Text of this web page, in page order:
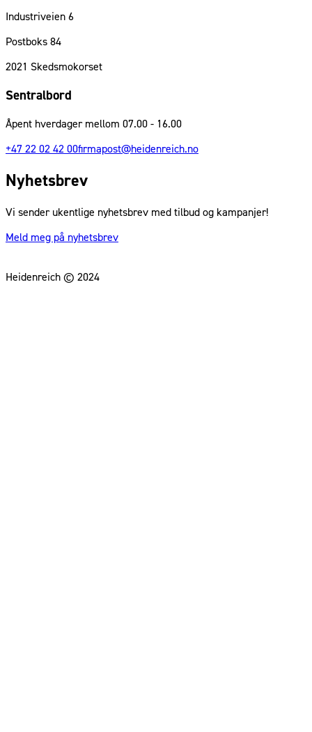
Industriveien 6
Postboks 84
2021 Skedsmokorset
Sentralbord
Åpent hverdager mellom 07.00 - 16.00
+47 22 02 42 00firmapost@heidenreich.no
Nyhetsbrev
Vi sender ukentlige nyhetsbrev med tilbud og kampanjer!
Meld meg på nyhetsbrev
Heidenreich © 2024